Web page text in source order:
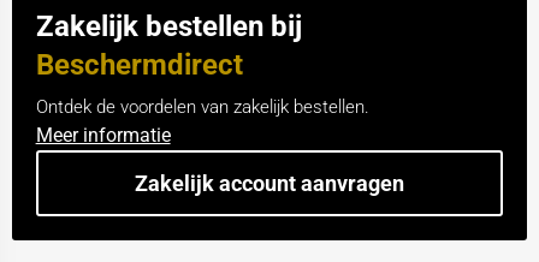
Zakelijk bestellen bij
Beschermdirect
Ontdek de voordelen van zakelijk bestellen.
Meer informatie
Zakelijk account aanvragen